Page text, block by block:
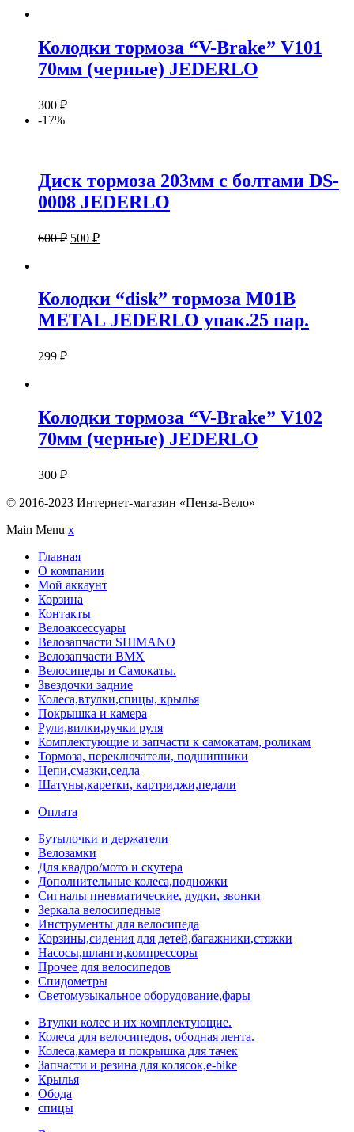
Колодки тормоза “V-Brake” V101
70мм (черные) JEDERLO
300 ₽
-17%
Диск тормоза 203мм с болтами DS-
0008 JEDERLO
600₽ 500 ₽
Колодки “disk” тормоза M01B
METAL JEDERLO упак.25 пар.
299 ₽
Колодки тормоза “V-Brake” V102
70мм (черные) JEDERLO
300 ₽
© 2016-2023 Интернет-магазин «Пенза-Вело»
Main Menu x
Главная
О компании
Мой аккаунт
Корзина
Контакты
Велоаксессуары
Велозапчасти SHIMANO
Велозапчасти BMX
Велосипеды и Самокаты.
Звездочки задние
Колеса,втулки,спицы, крылья
Покрышка и камера
Рули,вилки,ручки руля
Комплектующие и запчасти к самокатам, роликам
Тормоза, переключатели, подшипники
Цепи,смазки,седла
Шатуны,каретки, картриджи,педали
Оплата
Бутылочки и держатели
Велозамки
Для квадро/мото и скутера
Дополнительные колеса,подножки
Сигналы пневматические, дудки, звонки
Зеркала велосипедные
Инструменты для велосипеда
Корзины,сидения для детей,багажники,стяжки
Насосы,шланги,компрессоры
Прочее для велосипедов
Спидометры
Светомузыкальное оборудование,фары
Втулки колес и их комплектующие.
Колеса для велосипедов, ободная лента.
Колеса,камера и покрышка для тачек
Запчасти и резина для колясок,e-bike
Крылья
Обода
спицы